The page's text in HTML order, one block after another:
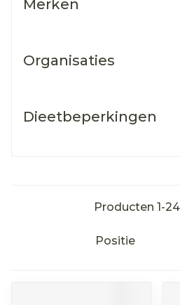
Merken
Organisaties
Dieetbeperkingen
Producten 1-24
Sorteer op: